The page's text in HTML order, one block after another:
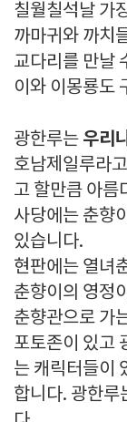
칠월칠석날 가
까마귀와 까치
교다리를 만날
이와 이몽룡도
광한루는 우리
호남제일루라
고 할만큼 아름
사당에는 춘향
있습니다.
현판에는 열녀
춘향이의 영정
춘향관으로 가
포토존이 있고
는 캐릭터들이
합니다. 광한루